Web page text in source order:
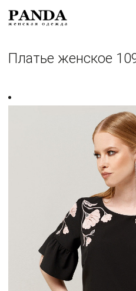
Платье женское